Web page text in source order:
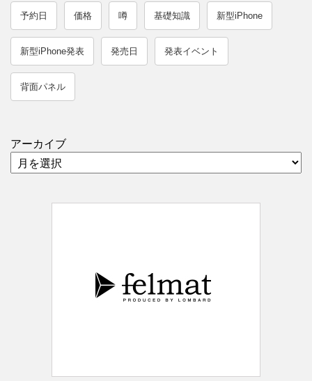
予約日 価格 噂 基礎知識 新型iPhone
新型iPhone発表 発売日 発表イベント
背面パネル
アーカイブ